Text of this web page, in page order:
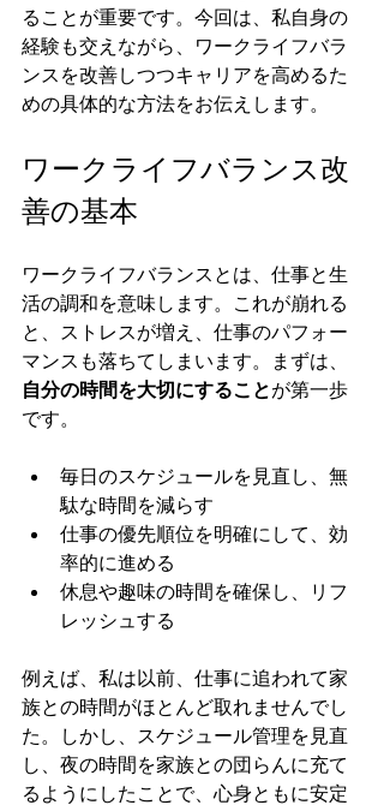
ることが重要です。今回は、私自身の
経験も交えながら、ワークライフバラ
ンスを改善しつつキャリアを高めるた
めの具体的な方法をお伝えします。
ワークライフバランス改
善の基本
ワークライフバランスとは、仕事と生
活の調和を意味します。これが崩れる
と、ストレスが増え、仕事のパフォー
マンスも落ちてしまいます。まずは、
自分の時間を大切にすることが第一歩
です。
毎日のスケジュールを見直し、無
駄な時間を減らす
仕事の優先順位を明確にして、効
率的に進める
休息や趣味の時間を確保し、リフ
レッシュする
例えば、私は以前、仕事に追われて家
族との時間がほとんど取れませんでし
た。しかし、スケジュール管理を見直
し、夜の時間を家族との団らんに充て
るようにしたことで、心身ともに安定